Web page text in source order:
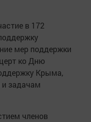
в 172
мер поддержки
ко Дню
Крыма,
задачам
членов